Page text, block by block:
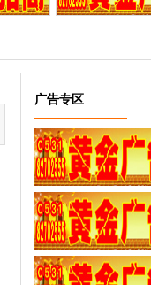
广告专区